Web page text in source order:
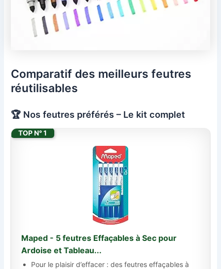
Comparatif des meilleurs feutres
réutilisables
🏆 Nos feutres préférés – Le kit complet
TOP N° 1
Maped - 5 feutres Effaçables à Sec pour
Ardoise et Tableau...
Pour le plaisir d’effacer : des feutres effaçables à